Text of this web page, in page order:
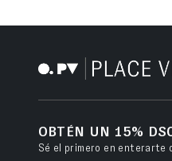
OBTÉN UN 15%
Sé el primero en